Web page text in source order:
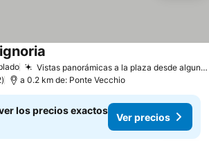
Vistas panorámicas a la plaza desde algunas habitaciones
a 0.2 km de: Ponte Vecchio
los precios exactos
Ver precios